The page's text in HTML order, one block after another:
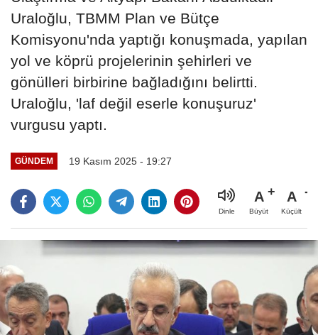
Uraloğlu, TBMM Plan ve Bütçe
Komisyonu'nda yaptığı konuşmada, yapılan
yol ve köprü projelerinin şehirleri ve
gönülleri birbirine bağladığını belirtti.
Uraloğlu, 'laf değil eserle konuşuruz'
vurgusu yaptı.
GÜNDEM 19 Kasım 2025 - 19:27
Dinle
A
Büyüt
A
Küçült